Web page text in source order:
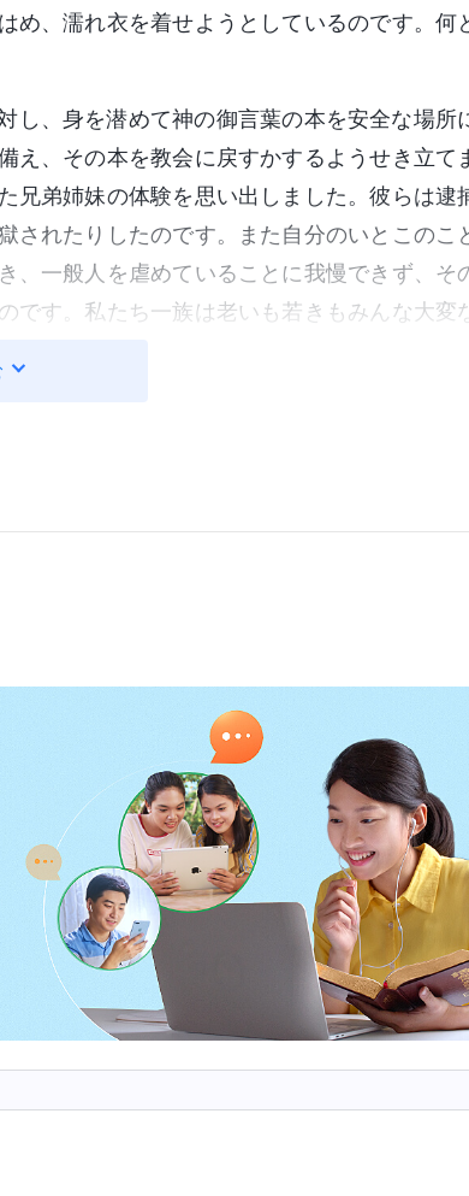
め、濡れ衣を着せようとしているのです。何
し、身を潜めて神の御言葉の本を安全な場所
え、その本を教会に戻すかするようせき立て
兄弟姉妹の体験を思い出しました。彼らは逮
されたりしたのです。また自分のいとこのこ
、一般人を虐めていることに我慢できず、そ
です。私たち一族は老いも若きもみんな大変
ら、夫と子供に累が及ばないでしょうか？ 私
も繰り返し想像しました……私は思わず孤独と
神を信じ、善良な人になり、正しい道を歩むの
許さないでしょう。ひたすらさまよい、目的
あり、死んだあと神に合わせる顔がありませ
者どもを恐れるな。むしろ、からだも魂も地獄
書１０：２８）
めに自分の命を失う者は、それを見いだすで
を私の心から一掃してくれました。そして私